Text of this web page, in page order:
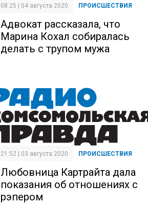
08:25 | 04 августа 2020 ПРОИСШЕСТВИЯ
Адвокат рассказала, что
Марина Кохал собиралась
делать с трупом мужа
21:52 | 03 августа 2020 ПРОИСШЕСТВИЯ
Любовница Картрайта дала
показания об отношениях с
рэпером